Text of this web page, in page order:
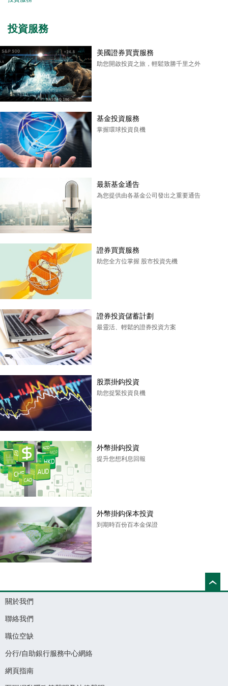
投資服務
美國證券買賣服務
助您開啟投資之旅，輕鬆致勝千里之外
基金投資服務
掌握環球投資良機
最新基金通告
為您提供由各基金公司發出之重要通告
證券買賣服務
助您全方位掌握 股市投資先機
證券投資儲蓄計劃
最靈活、輕鬆的證券投資方案
股票掛鈎投資
助您捉緊投資良機
外幣掛鈎投資
提升您想利息回報
外幣掛鈎保本投資
到期時百份百本金保證
關於我們
聯絡我們
職位空缺
分行/自助銀行服務中心網絡
網頁指南